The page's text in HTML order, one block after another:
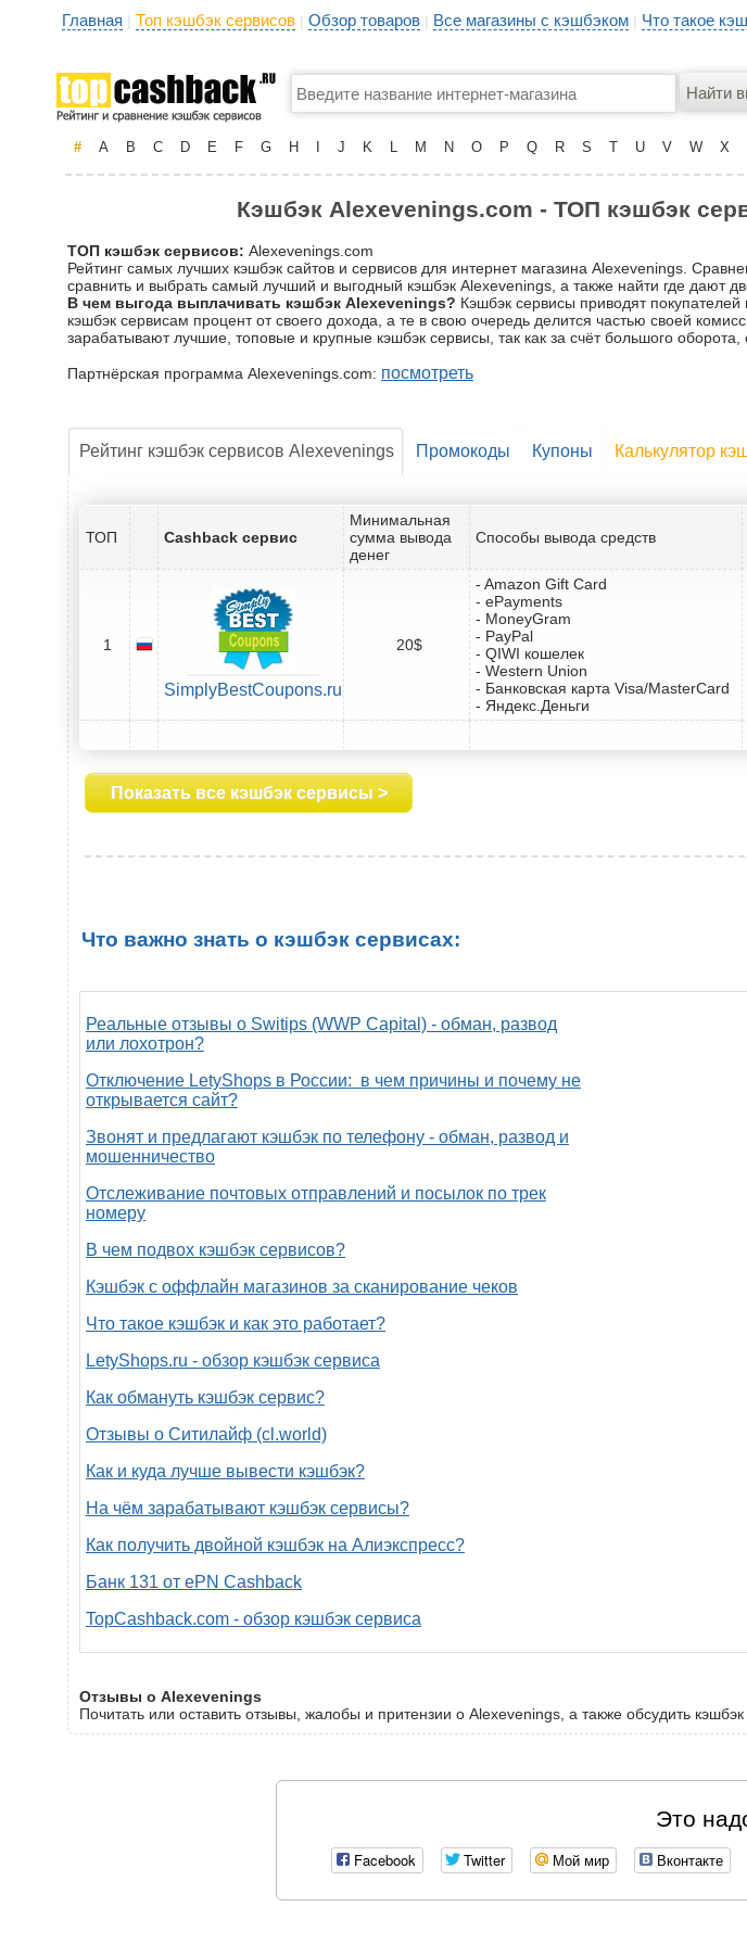
Главная | Топ кэшбэк сервисов | Обзор товаров | Все магазины с кэшбэком | Что такое
# A B C D E F G H J K L M N O P Q R S T U V W X
Кэшбэк Alexevenings.com - ТОП кэшбэк
ТОП кэшбэк сервисов: Alexevenings.com
Рейтинг самых лучших кэшбэк сайтов и сервисов для интернет магазина Alexevenings.
сравнить и выбрать самый лучший и выгодный кэшбэк Alexevenings, а также найти где дают
В чем выгода выплачивать кэшбэк Alexevenings? Кэшбэк сервисы приводят
кэшбэк сервисам процент от своего дохода, а те в свою очередь делится частью своей
зарабатывают лучшие, топовые и крупные кэшбэк сервисы, так как за счёт большого
Партнёрская программа Alexevenings.com: посмотреть
Рейтинг кэшбэк сервисов Alexevenings Промокоды Купоны Калькулятор
ТОП Cashback сервис
Минимальная
сумма вывода
денег
Способы вывода средств
1
SimplyBestCoupons.ru
20$
- Amazon Gift Card
- ePayments
- MoneyGram
- PayPal
- QIWI кошелек
- Western Union
- Банковская карта Visa/MasterCard
- Яндекс.Деньги
Показать все кэшбэк сервисы >
Что важно знать о кэшбэк сервисах:
Реальные отзывы о Switips (WWP Capital) - обман, развод
или лохотрон?
Отключение LetyShops в России: в чем причины и почему не
открывается сайт?
Звонят и предлагают кэшбэк по телефону - обман, развод и
мошенничество
Отслеживание почтовых отправлений и посылок по трек
номеру
В чем подвох кэшбэк сервисов?
Кэшбэк с оффлайн магазинов за сканирование чеков
Что такое кэшбэк и как это работает?
LetyShops.ru - обзор кэшбэк сервиса
Как обмануть кэшбэк сервис?
Отзывы о Ситилайф (cl.world)
Как и куда лучше вывести кэшбэк?
На чём зарабатывают кэшбэк сервисы?
Как получить двойной кэшбэк на Алиэкспресс?
Банк 131 от ePN Cashback
TopCashback.com - обзор кэшбэк сервиса
Отзывы о Alexevenings
Почитать или оставить отзывы, жалобы и притензии о Alexevenings, а также обсудить
Это
Facebook Twitter Мой мир Вконтакте